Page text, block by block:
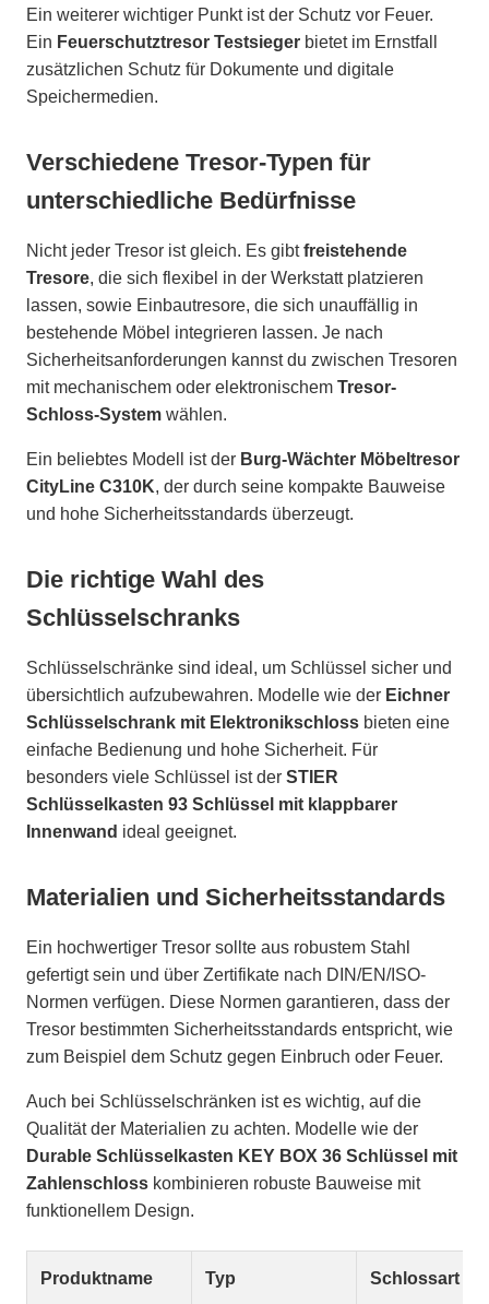
Ein weiterer wichtiger Punkt ist der Schutz vor Feuer.
Ein Feuerschutztresor Testsieger bietet im Ernstfall
zusätzlichen Schutz für Dokumente und digitale
Speichermedien.
Verschiedene Tresor-Typen für
unterschiedliche Bedürfnisse
Nicht jeder Tresor ist gleich. Es gibtfreistehende
Tresore, die sich flexibel in der Werkstatt platzieren
lassen, sowie Einbautresore, die sich unauffällig in
bestehende Möbel integrieren lassen. Je nach
Sicherheitsanforderungen kannst du zwischen Tresoren
mit mechanischem oder elektronischem Tresor-
Schloss-System wählen.
Ein beliebtes Modell ist der Burg-Wächter Möbeltresor
CityLine C310K, der durch seine kompakte Bauweise
und hohe Sicherheitsstandards überzeugt.
Die richtige Wahl des
Schlüsselschranks
Schlüsselschränke sind ideal, um Schlüssel sicher und
übersichtlich aufzubewahren. Modelle wie der Eichner
Schlüsselschrank mit Elektronikschloss bieten eine
einfache Bedienung und hohe Sicherheit. Für
besonders viele Schlüssel ist der STIER
Schlüsselkasten 93 Schlüssel mit klappbarer
Innenwand ideal geeignet.
Materialien und Sicherheitsstandards
Ein hochwertiger Tresor sollte aus robustem Stahl
gefertigt sein und über Zertifikate nach DIN/EN/ISO-
Normen verfügen. Diese Normen garantieren, dass der
Tresor bestimmten Sicherheitsstandards entspricht, wie
zum Beispiel dem Schutz gegen Einbruch oder Feuer.
Auch bei Schlüsselschränken ist es wichtig, auf die
Qualität der Materialien zu achten. Modelle wie der
Durable Schlüsselkasten KEY BOX 36 Schlüssel mit
Zahlenschloss kombinieren robuste Bauweise mit
funktionellem Design.
Produktname Typ Schlossart